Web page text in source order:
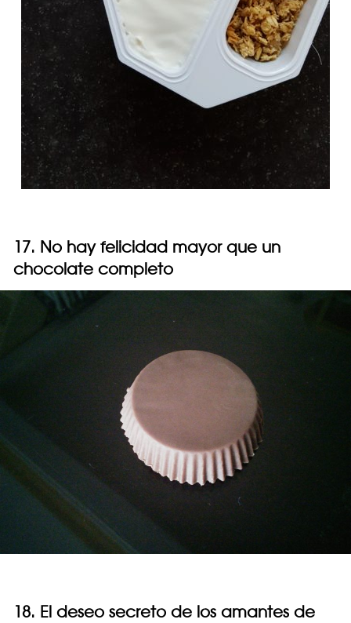
17. No hay felicidad mayor que un
chocolate completo
18. El deseo secreto de los amantes de